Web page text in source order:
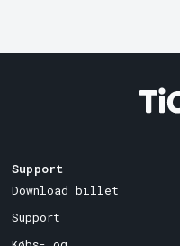
Support
Download billet
Support